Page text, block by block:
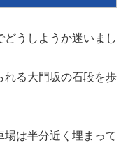
うしようか迷いまし
れる大門坂の石段を歩
は半分近く埋まって